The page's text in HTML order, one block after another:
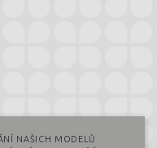
NAŠICH MODELŮ